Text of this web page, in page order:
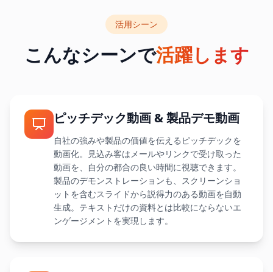
活用シーン
こんなシーンで活躍します
ピッチデック動画 & 製品デモ動画
自社の強みや製品の価値を伝えるピッチデックを
動画化。見込み客はメールやリンクで受け取った
動画を、自分の都合の良い時間に視聴できます。
製品のデモンストレーションも、スクリーンショ
ットを含むスライドから説得力のある動画を自動
生成。テキストだけの資料とは比較にならないエ
ンゲージメントを実現します。